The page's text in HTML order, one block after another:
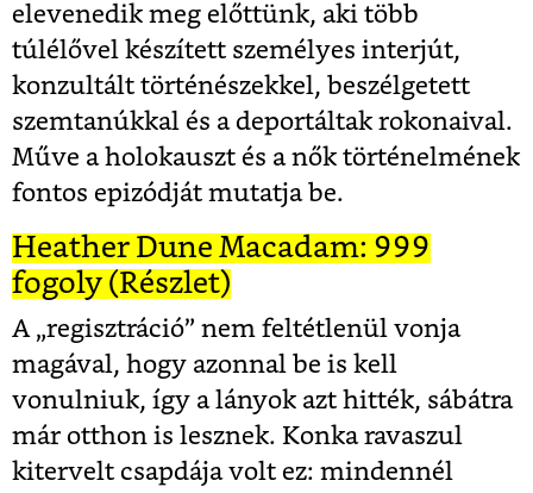
elevenedik meg előttünk, aki több
túlélővel készített személyes interjút,
konzultált történészekkel, beszélgetett
szemtanúkkal és a deportáltak rokonaival.
Műve a holokauszt és a nők történelmének
fontos epizódját mutatja be.
Heather Dune Macadam: 999
fogoly (Részlet)
A „regisztráció” nem feltétlenül vonja
magával, hogy azonnal be is kell
vonulniuk, így a lányok azt hitték, sábátra
már otthon is lesznek. Konka ravaszul
kitervelt csapdája volt ez: mindennél